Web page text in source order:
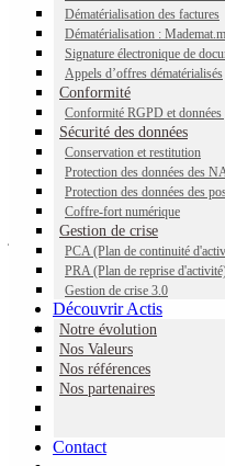
Dématérialisation des factures
Dématérialisation :
Signature électronique de
Appels d’offres dématérialisés
Conformité
Conformité RGPD et données
Sécurité des données
Conservation et restitution
Protection des données des
Protection des données des
Coffre-fort numérique
Gestion de crise
PCA (Plan de continuité
PRA (Plan de reprise
Gestion de crise 3.0
Découvrir Actis
Notre évolution
Nos Valeurs
Nos références
Nos partenaires
Contact
de l’enfance.
Des avancées
tous
Depuis maintenant plus de 7
juridique et des moyens pour
bénéficier d’un Internet plus
majeures de la Principauté
permis de développer de
contribué à rendre Internet, le
Monégasques.
23 DEC. 2015 - Création de
Numérique (AMSN)